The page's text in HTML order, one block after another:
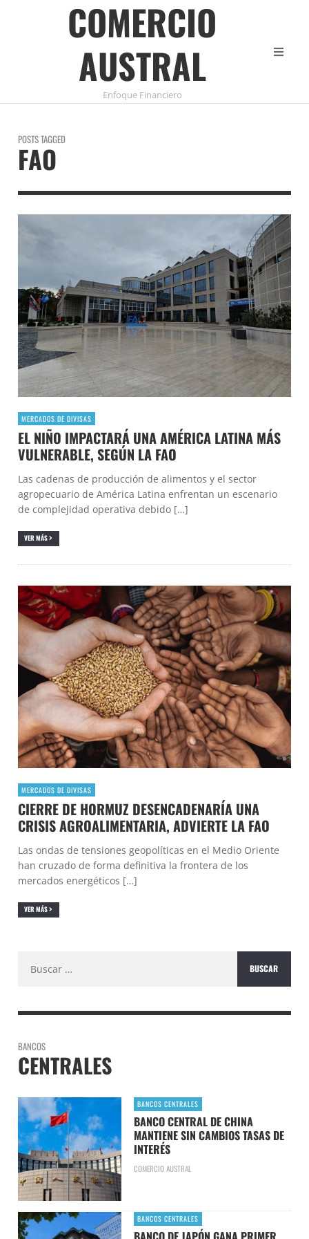
COMERCIO
AUSTRAL
Enfoque Financiero
POSTS TAGGED
FAO
MERCADOS DE DIVISAS
EL NIÑO IMPACTARÁ UNA AMÉRICA LATINA MÁS
VULNERABLE, SEGÚN LA FAO
Las cadenas de producción de alimentos y el sector
agropecuario de América Latina enfrentan un escenario
de complejidad operativa debido […]
VER MÁS
MERCADOS DE DIVISAS
CIERRE DE HORMUZ DESENCADENARÍA UNA
CRISIS AGROALIMENTARIA, ADVIERTE LA FAO
Las ondas de tensiones geopolíticas en el Medio Oriente
han cruzado de forma definitiva la frontera de los
mercados energéticos […]
VER MÁS
BANCOS
CENTRALES
BANCOS CENTRALES
BANCO CENTRAL DE CHINA
MANTIENE SIN CAMBIOS TASAS DE
INTERÉS
COMERCIO AUSTRAL
BANCOS CENTRALES